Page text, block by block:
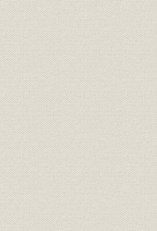
る。左から木戸孝充、山口尚
芳、岩倉具視、伊藤博文、大久
保利通。
『明治七年府県物産表』におけ
る靴の算出額
明治7年
画家ワーグマンは、神戸で靴を
履く日本人を観察してスケッチ
を明治13年11月発行の英国の大
衆週刊誌に掲載した。「結果と
してウオノ目がはやることは確
実」と皮肉な注がつけられてい
る。
明治13年